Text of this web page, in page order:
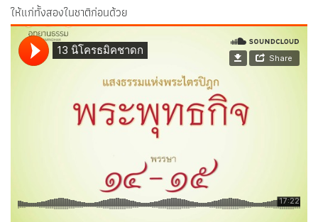
ให้แก่ทั้งสองในชาติก่อนด้วย